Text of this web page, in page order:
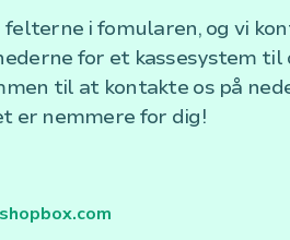
felterne i fomularen, og vi
for et kassesystem til
til at kontakte os på
er nemmere for dig!